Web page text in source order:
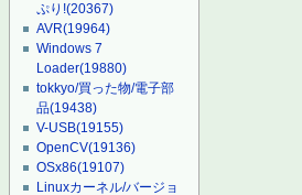
ぷり!(20367)
AVR(19964)
Windows 7
Loader(19880)
tokkyo/買った物/電子部
品(19438)
V-USB(19155)
OpenCV(19136)
OSx86(19107)
Linuxカーネル/バージョ